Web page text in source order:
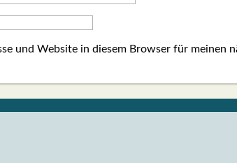
und Website in diesem Browser für meinen